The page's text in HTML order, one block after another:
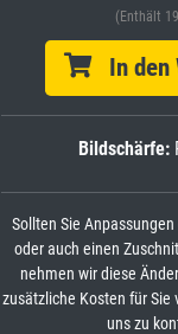
(Enthält
In den
Bildschärfe:
Sollten Sie
oder auch einen
nehmen wir diese
zusätzliche Kosten für Sie
uns zu